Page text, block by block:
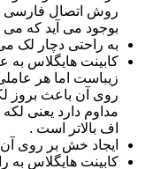
روش اتصال فارسی
بوجود می آید که می
به راحتی دچار لک
کابینت هایگلاس به
زیباست اما هر
روی آن باعث بروز
مداوم دارد یعنی
اف بالاتر است .
ایجاد خش بر روی
کابینت هایگلاس